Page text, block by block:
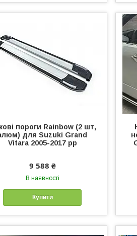
пороги Rainbow (2 шт,
для Suzuki Grand
Vitara 2005-2017 рр
9 588 ₴
В наявності
Купити